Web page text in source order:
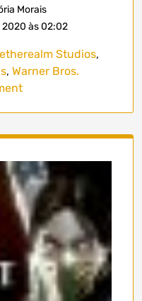
Morais
2020 às 02:02
Studios,
, Warner Bros.